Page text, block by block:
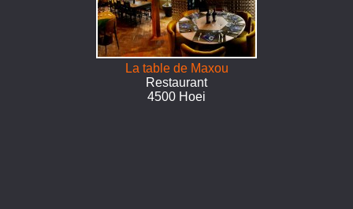
La table de Maxou
Restaurant
4500 Hoei